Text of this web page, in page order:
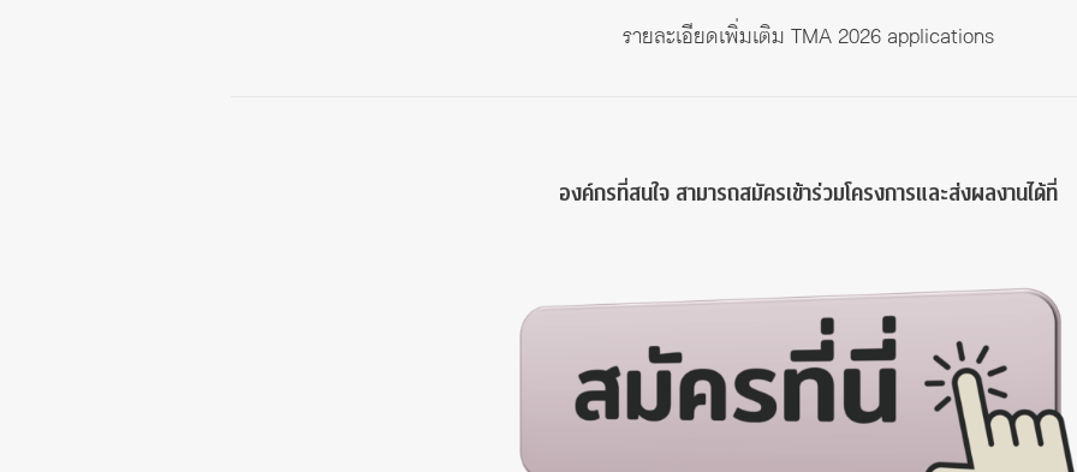
รายละเอียดเพิ่มเติม TMA 2026 applications
องค์กรที่สนใจ สามารถสมัครเข้าร่วมโครงการและส่งผลงานได้ที่